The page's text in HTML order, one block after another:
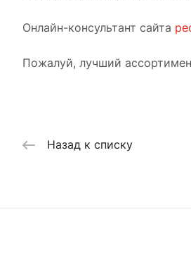
Онлайн-консультант сайта
Пожалуй, лучший
Назад к списку